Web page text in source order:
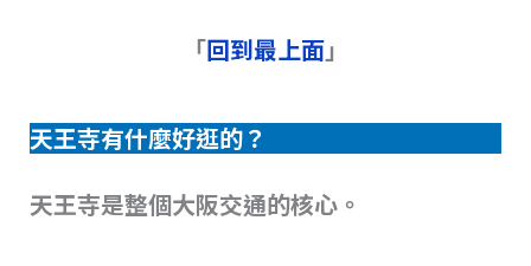
「回到最上面」
天王寺有什麼好逛的？
天王寺是整個大阪交通的核心。